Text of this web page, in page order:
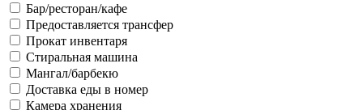
Бар/ресторан/кафе
Предоставляется трансфер
Прокат инвентаря
Стиральная машина
Мангал/барбекю
Доставка еды в номер
Камера хранения